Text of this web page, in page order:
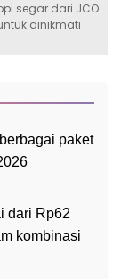
segar dari JCO
dinikmati
paket
dari Rp62
kombinasi